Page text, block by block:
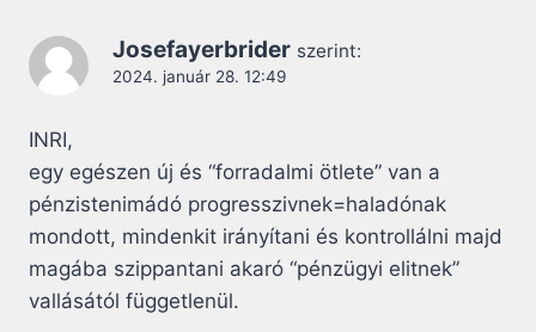
Josefayerbrider szerint:
2024. január 28. 12:49
INRI,
egy egészen új és “forradalmi ötlete” van a
pénzistenimádó progresszivnek=haladónak
mondott, mindenkit irányítani és kontrollálni majd
magába szippantani akaró “pénzügyi elitnek”
vallásától függetlenül.